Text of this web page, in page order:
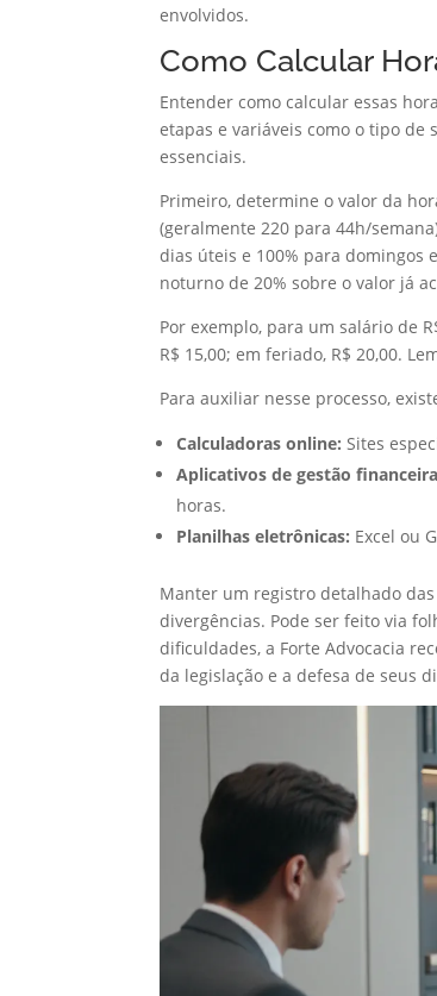
envolvidos.
Como Calcular
Entender como calcular essas
etapas e variáveis como o tipo de
essenciais.
Primeiro, determine o valor da
(geralmente 220 para 44h/
dias úteis e 100% para domingos
noturno de 20% sobre o valor já
Por exemplo, para um salário de
R$ 15,00; em feriado, R$ 20,00.
Para auxiliar nesse processo,
Calculadoras online: Sites
Aplicativos de gestão
horas.
Planilhas eletrônicas: Excel ou
Manter um registro detalhado
divergências. Pode ser feito via
dificuldades, a Forte Advocacia
da legislação e a defesa de seus